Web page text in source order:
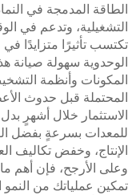
الطاقة المدمجة في
التشغيلية، وتدعم في
تكتسب تأثيرًا متزايدًا
الوحدوية سهولة صيانة
المكونات وأنظمة
المحتملة قبل حدوث
الاستثمار خلال أشهرٍ
للمعدات بسرعةٍ بفضل
الإنتاج، وخفض تكاليف
وعلى الأرجح، فإن أهم ما
تمكين عملياتك من النمو